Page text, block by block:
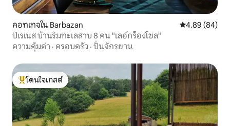
คอทเทจใน Barbazan คะแนนเฉลี่ย
4.89 (84)
ปิเรเนส บ้านริมทะเลสาบ 8 คน "เลอ์กร็องโซล"
ความคุ้มค่า · ครอบครัว · ปั่นจักรยาน
โดนใจเกสต์ที่สุด
โดนใจเกสต์